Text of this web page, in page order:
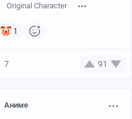
Original Character
1
7 91
Аниме